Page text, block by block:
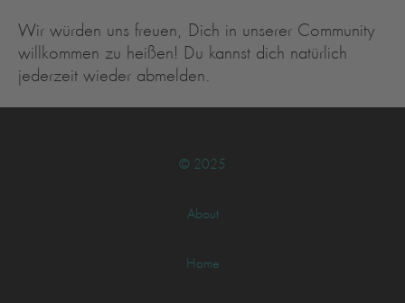
Wir würden uns freuen, Dich in unserer Community
willkommen zu heißen! Du kannst dich natürlich
jederzeit wieder abmelden.
© 2025
About
Home